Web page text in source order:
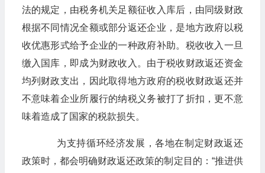
法的规定，由税务机关足额征收入库后，由同级财政
根据不同情况全额或部分返还企业，是地方政府以税
收优惠形式给予企业的一种政府补助。税收收入一旦
缴入国库，即成为财政收入。由于税收财政返还资金
均列财政支出，因此取得地方政府的税收财政返还并
不意味着企业所履行的纳税义务被打了折扣，更不意
味着造成了国家的税款损失。
为支持循环经济发展，各地在制定财政返还
政策时，都会明确财政返还政策的制定目的：“推进供